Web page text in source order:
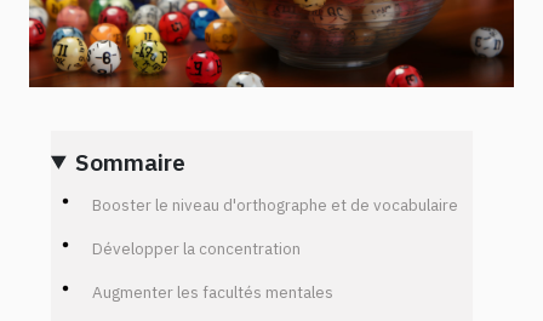
Sommaire
Booster le niveau d'orthographe et de vocabulaire
Développer la concentration
Augmenter les facultés mentales